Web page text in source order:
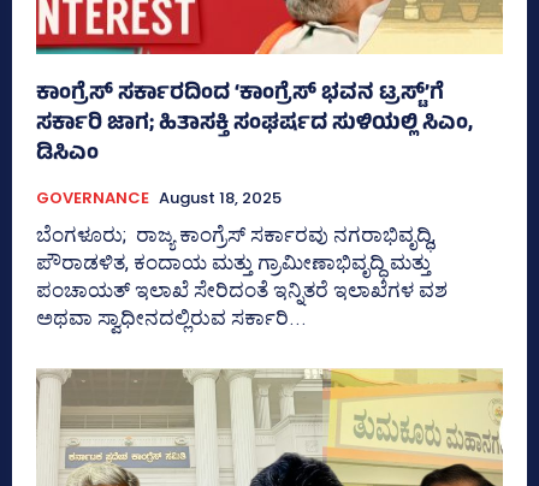
ಕಾಂಗ್ರೆಸ್‌ ಸರ್ಕಾರದಿಂದ ‘ಕಾಂಗ್ರೆಸ್‌ ಭವನ ಟ್ರಸ್ಟ್‌’ಗೆ
ಸರ್ಕಾರಿ ಜಾಗ; ಹಿತಾಸಕ್ತಿ ಸಂಘ‍ರ್ಷದ ಸುಳಿಯಲ್ಲಿ ಸಿಎಂ,
ಡಿಸಿಎಂ
GOVERNANCE August 18, 2025
ಬೆಂಗಳೂರು; ರಾಜ್ಯ ಕಾಂಗ್ರೆಸ್‌ ಸರ್ಕಾರವು ನಗರಾಭಿವೃದ್ಧಿ,
ಪೌರಾಡಳಿತ, ಕಂದಾಯ ಮತ್ತು ಗ್ರಾಮೀಣಾಭಿವೃದ್ಧಿ ಮತ್ತು
ಪಂಚಾಯತ್‌ ಇಲಾಖೆ ಸೇರಿದಂತೆ ಇನ್ನಿತರೆ ಇಲಾಖೆಗಳ ವಶ
ಅಥವಾ ಸ್ವಾಧೀನದಲ್ಲಿರುವ ಸರ್ಕಾರಿ...